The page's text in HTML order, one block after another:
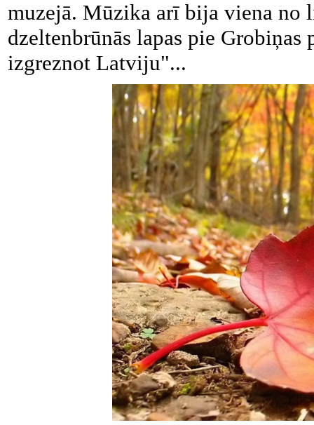
muzejā. Mūzika arī bija viena no
dzeltenbrūnās lapas pie
izgreznot Latviju"...